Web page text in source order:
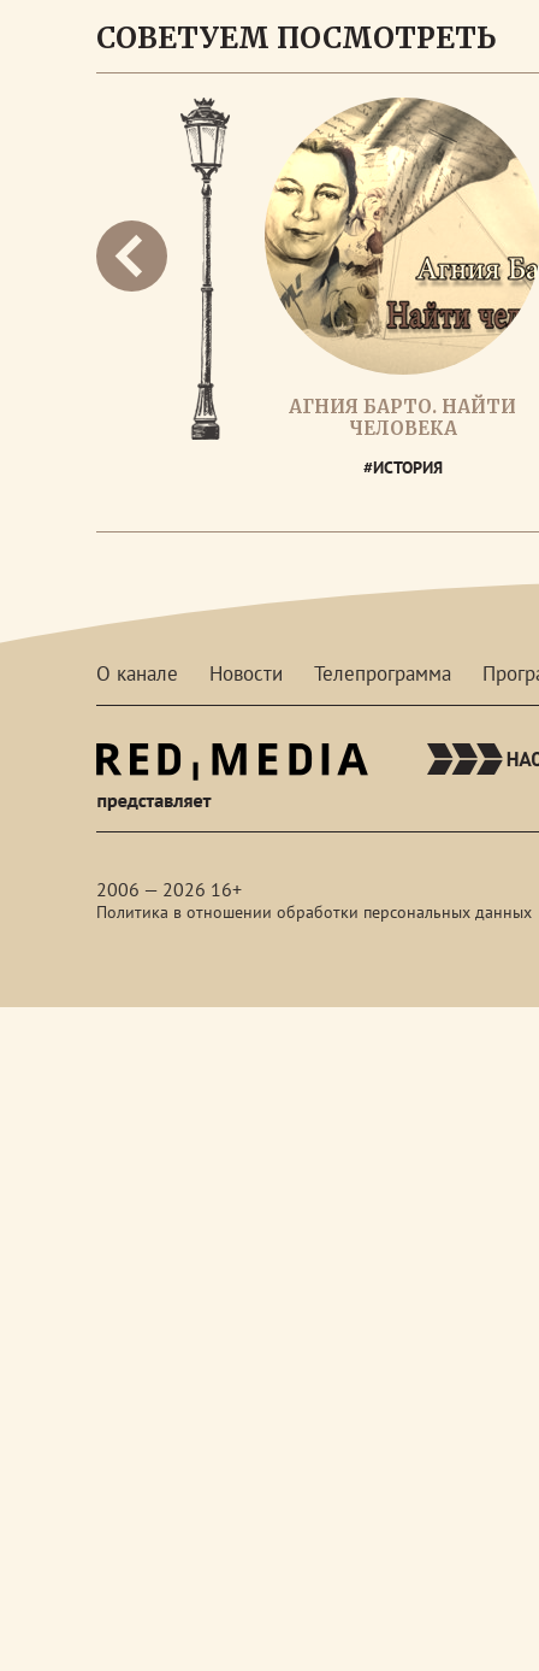
СОВЕТУЕМ ПОСМОТРЕТЬ
АГНИЯ БАРТО. НАЙТИ
ЧЕЛОВЕКА
#ИСТОРИЯ
О канале Новости Телепрограмма
2006 — 2026 16+
Политика в отношении обработки персональных данных